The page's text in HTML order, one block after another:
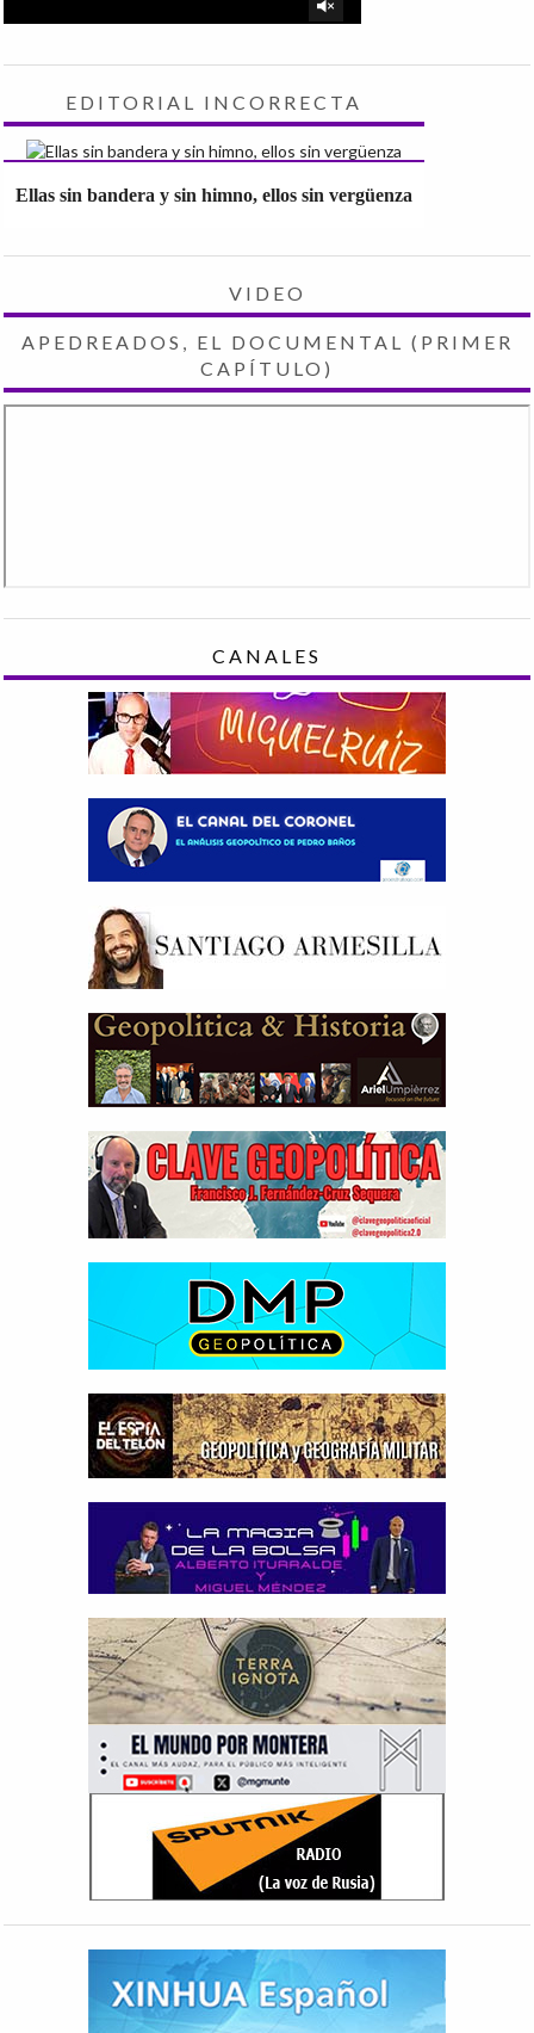
EDITORIAL INCORRECTA
Ellas sin bandera y sin himno, ellos sin vergüenza
VIDEO
APEDREADOS, EL DOCUMENTAL (PRIMER
CAPÍTULO)
CANALES